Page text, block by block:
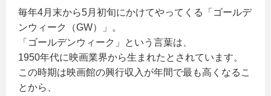
毎年4月末から5月初旬にかけてやってくる「ゴールデ
ンウィーク（GW）」。
「ゴールデンウィーク」という言葉は、
1950年代に映画業界から生まれたとされています。
この時期は映画館の興行収入が年間で最も高くなるこ
とから、